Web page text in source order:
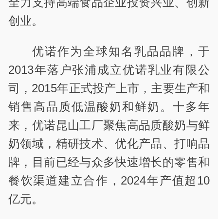
创业。
优诺作为全球知名乳品品牌，于
2013年落户张浦成立优诺乳业有限公
司，2015年正式投产上市，主要生产和
销售高品质低温酸奶和鲜奶。十多年
来，优诺昆山工厂聚焦高品质酸奶与鲜
奶领域，精研技术、优化产品、打响品
牌，目前已经与众多快速增长的零售和
餐饮渠道建立合作，2024年产值超10
亿元。